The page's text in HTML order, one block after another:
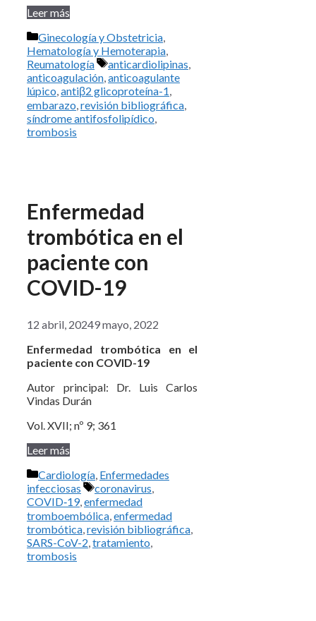
Leer más
Categorías
Ginecología y Obstetricia,
Hematología y Hemoterapia,
Reumatología
Etiquetas
anticardiolipinas,
anticoagulación,anticoagulante
lúpico,antiβ2 glicoproteína-1,
embarazo,revisión bibliográfica,
síndrome antifosfolipídico,
trombosis
Enfermedad
trombótica en el
paciente con
COVID-19
12 abril, 20249 mayo, 2022
Enfermedad trombótica en el
paciente con COVID-19
Autor principal: Dr. Luis Carlos
Vindas Durán
Vol. XVII; nº 9; 361
Leer más
Categorías
Cardiología, Enfermedades
infecciosas
Etiquetas
coronavirus,
COVID‑19,enfermedad
tromboembólica,enfermedad
trombótica,revisión bibliográfica,
SARS-CoV-2,tratamiento,
trombosis